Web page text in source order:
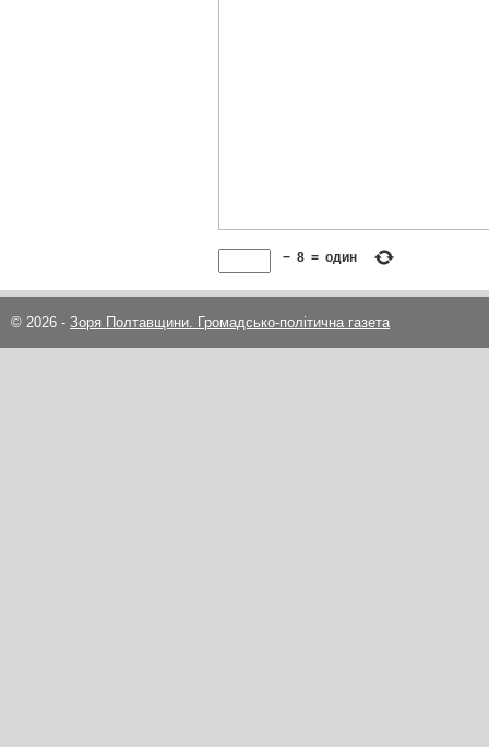
− 8 = один
© 2026 - Зоря Полтавщини. Громадсько-політична газета